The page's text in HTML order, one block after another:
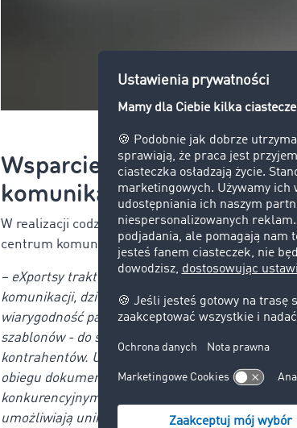
Wsparcie od TIMOCOM:
komunikacji
W realizacji codziennych zadań eXportsy wspiera
centrum komunikacji i narzędzia operacyjnego.
– eXportsy traktuje TIMOCOM Road Freight
komunikacji, dzięki któremu błyskawicznie
wiarygodność partnerów.– mówi Arleta
szablonów - do szybkiego doboru ofert, a także
kontrahentów. Używamy również map do
obiegu dokumentów. Co więcej, dzięki szerokiej
konkurencyjnymi stawkami i mogą być pewni
umożliwiają unikanie opóźnień i reklamacji.